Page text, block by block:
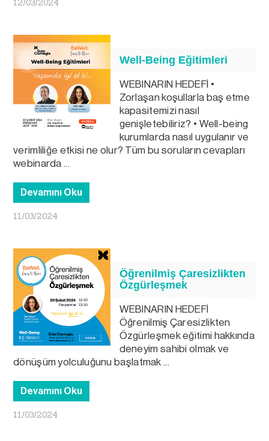
12/03/2024
Well-Being Eğitimleri
WEBINARIN HEDEFİ •
Zorlaşan koşullarla baş etme
kapasitemizi nasıl
genişletebiliriz? • Well-being
kurumlarda nasıl uygulanır ve
verimliliğe etkisi ne olur? Tüm bu soruların cevapları
webinarda ...
Devamını Oku
11/03/2024
Öğrenilmiş Çaresizlikten
Özgürleşmek
WEBINARIN HEDEFİ
Öğrenilmiş Çaresizlikten
Özgürleşmek eğitimi hakkında
deneyim sahibi olmak ve
dönüşüm yolculuğunu başlatmak ...
Devamını Oku
11/03/2024